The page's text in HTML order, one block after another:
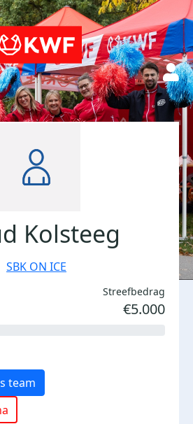
Kolsteeg
SBK ON ICE
Streefbedrag
€5.000
team